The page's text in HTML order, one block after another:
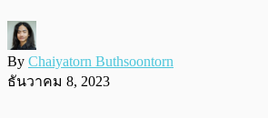
By Chaiyatorn Buthsoontorn
ธันวาคม 8, 2023